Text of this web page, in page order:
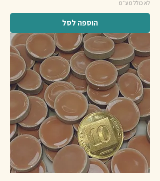
לא כולל מע״מ
הוספה לסל